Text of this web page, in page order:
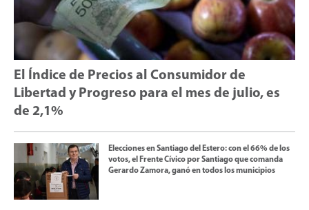
El Índice de Precios al Consumidor de
Libertad y Progreso para el mes de julio, es
de 2,1%
Elecciones en Santiago del Estero: con el 66% de los
votos, el Frente Cívico por Santiago que comanda
Gerardo Zamora, ganó en todos los municipios